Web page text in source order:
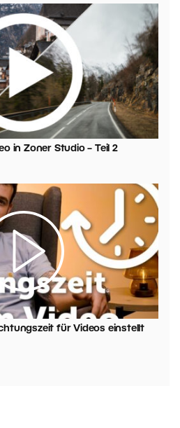
in Zoner Studio – Teil 2
für Videos einstellt